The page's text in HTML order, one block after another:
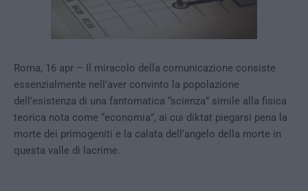
Roma, 16 apr – Il miracolo della comunicazione consiste
essenzialmente nell’aver convinto la popolazione
dell’esistenza di una fantomatica “scienza” simile alla fisica
teorica nota come “economia”, ai cui diktat piegarsi pena la
morte dei primogeniti e la calata dell’angelo della morte in
questa valle di lacrime.